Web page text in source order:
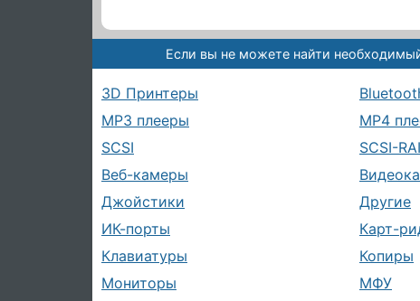
Если вы не можете найти
3D Принтеры
MP3 плееры
MP4
SCSI
SCSI-
Веб-камеры
Джойстики
Другие
ИК-порты
Карт-
Клавиатуры
Копиры
Мониторы
МФУ